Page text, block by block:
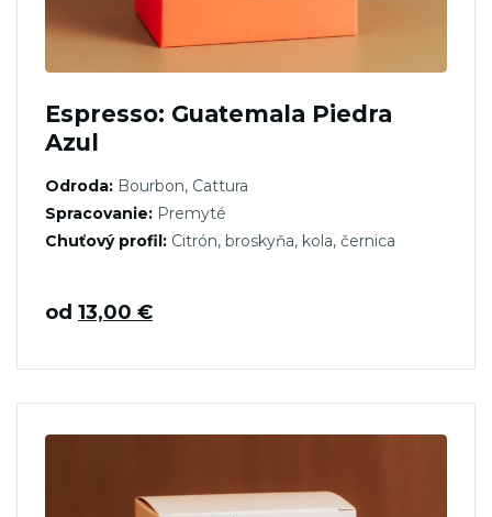
Espresso: Guatemala Piedra
Azul
Odroda: Bourbon, Cattura
Spracovanie: Premyté
Chuťový profil: Citrón, broskyňa, kola, černica
od 13,00 €